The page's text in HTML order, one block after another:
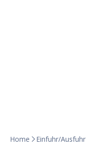
Home  Einfuhr/Ausfuhr